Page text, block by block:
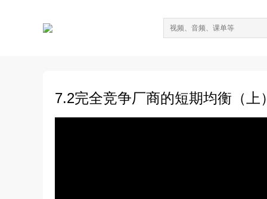
7.2完全竞争厂商的短期均衡（上）